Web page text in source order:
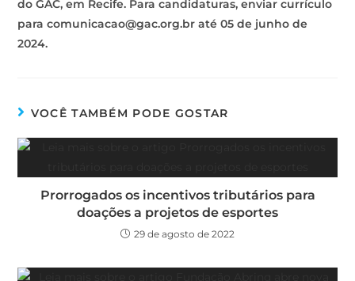
do GAC, em Recife. Para candidaturas, enviar currículo
para comunicacao@gac.org.br até 05 de junho de
2024.
VOCÊ TAMBÉM PODE GOSTAR
Prorrogados os incentivos tributários para
doações a projetos de esportes
29 de agosto de 2022